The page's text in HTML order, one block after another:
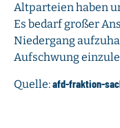
Altparteien haben
Es bedarf großer
Niedergang
Aufschwung
Quelle:afd-fraktion-